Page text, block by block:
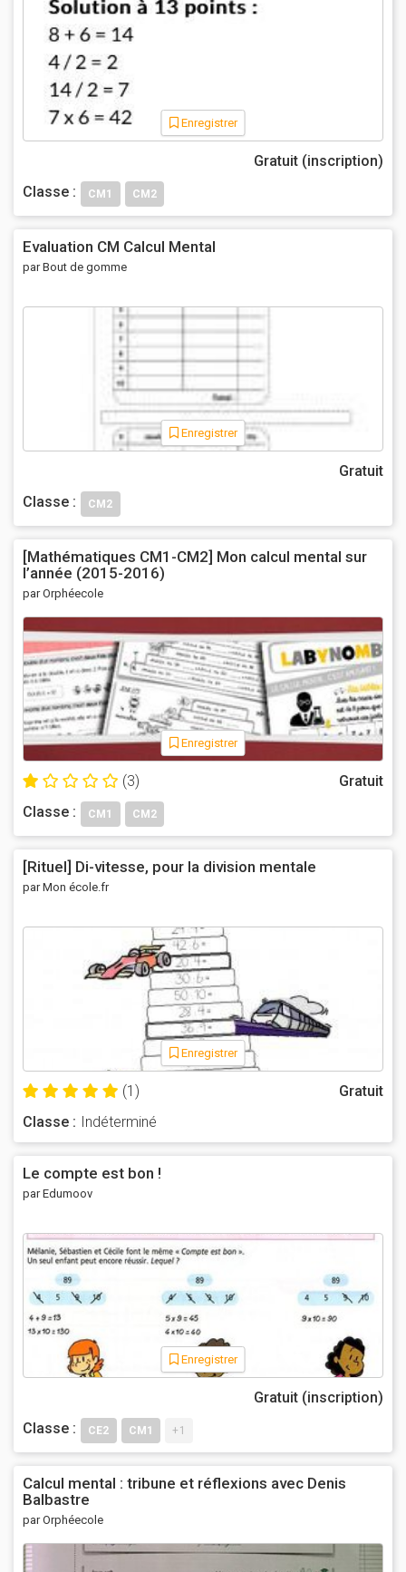
Enregistrer
Gratuit (inscription)
Classe :
CM1 CM2
Evaluation CM Calcul Mental
par Bout de gomme
Enregistrer
Gratuit
Classe :
CM2
[Mathématiques CM1-CM2] Mon calcul mental sur
l’année (2015-2016)
par Orphéecole
Enregistrer
(3)
Gratuit
Classe :
CM1 CM2
[Rituel] Di-vitesse, pour la division mentale
par Mon école.fr
Enregistrer
(1)
Gratuit
Classe : Indéterminé
Le compte est bon !
par Edumoov
Enregistrer
Gratuit (inscription)
Classe :
CE2 CM1 +1
Calcul mental : tribune et réflexions avec Denis
Balbastre
par Orphéecole